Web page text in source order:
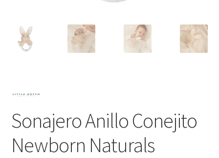
Sonajero Anillo Conejito
Newborn Naturals